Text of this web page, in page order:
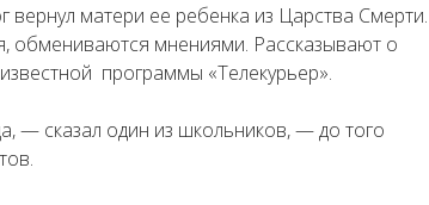
вернул матери ее ребенка из Царства Смерти.
обмениваются мнениями. Рассказывают о
программы «Телекурьер».
— сказал один из школьников, — до того